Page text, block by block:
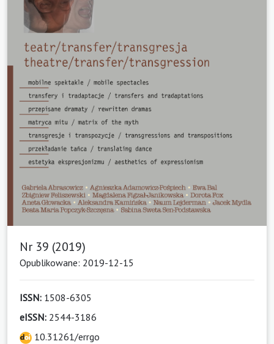
Nr 39 (2019)
Opublikowane: 2019-12-15
ISSN: 1508-6305
eISSN: 2544-3186
10.31261/errgo